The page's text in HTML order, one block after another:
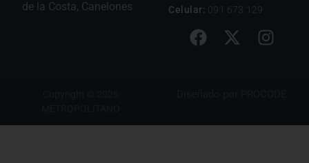
de la Costa, Canelones
Celular: 091 673 129